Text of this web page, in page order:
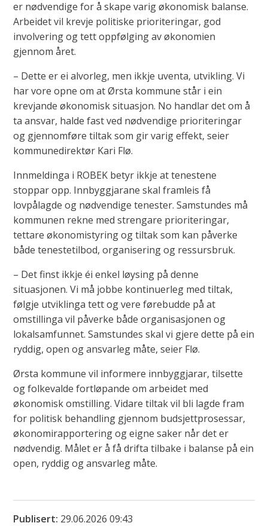
er nødvendige for å skape varig økonomisk balanse.
Arbeidet vil krevje politiske prioriteringar, god
involvering og tett oppfølging av økonomien
gjennom året.
– Dette er ei alvorleg, men ikkje uventa, utvikling. Vi
har vore opne om at Ørsta kommune står i ein
krevjande økonomisk situasjon. No handlar det om å
ta ansvar, halde fast ved nødvendige prioriteringar
og gjennomføre tiltak som gir varig effekt, seier
kommunedirektør Kari Flø.
Innmeldinga i ROBEK betyr ikkje at tenestene
stoppar opp. Innbyggjarane skal framleis få
lovpålagde og nødvendige tenester. Samstundes må
kommunen rekne med strengare prioriteringar,
tettare økonomistyring og tiltak som kan påverke
både tenestetilbod, organisering og ressursbruk.
– Det finst ikkje éi enkel løysing på denne
situasjonen. Vi må jobbe kontinuerleg med tiltak,
følgje utviklinga tett og vere førebudde på at
omstillinga vil påverke både organisasjonen og
lokalsamfunnet. Samstundes skal vi gjere dette på ein
ryddig, open og ansvarleg måte, seier Flø.
Ørsta kommune vil informere innbyggjarar, tilsette
og folkevalde fortløpande om arbeidet med
økonomisk omstilling. Vidare tiltak vil bli lagde fram
for politisk behandling gjennom budsjettprosessar,
økonomirapportering og eigne saker når det er
nødvendig. Målet er å få drifta tilbake i balanse på ein
open, ryddig og ansvarleg måte.
Publisert 29.06.2026 09:43